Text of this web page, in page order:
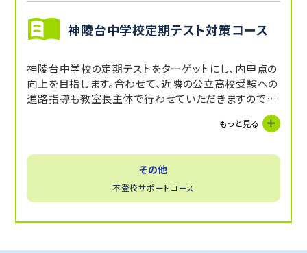
神陵台中学校定期テスト対策コース
神陵台中学校の定期テストをターゲットにし、内申点の
向上を目指します。合わせて、近隣の公立高校受験への
進路指導も教室長主体で行わせていただきますので志
もっと見る
その他
不登校サポートコース